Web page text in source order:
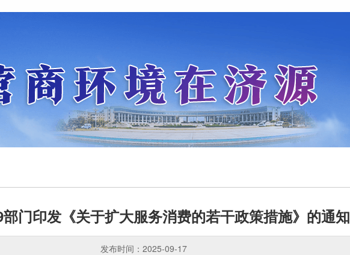
门印发《关于扩大服务消费的若干政策措施》的通知
发布时间：2025-09-17